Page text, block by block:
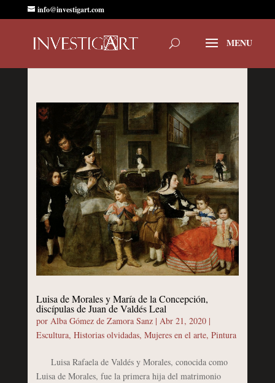
info@investigart.com
Luisa de Morales y María de la Concepción,
discípulas de Juan de Valdés Leal
por Alba Gómez de Zamora Sanz| Abr 21, 2020|
Escultura, Historias olvidadas, Mujeres en el arte, Pintura
Luisa Rafaela de Valdés y Morales, conocida como
Luisa de Morales, fue la primera hija del matrimonio